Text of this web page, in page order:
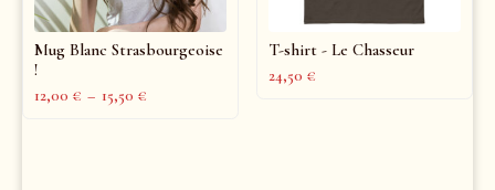
Mug Blanc Strasbourgeoise
!
12,00 € – 15,50 €
T-shirt - Le Chasseur
24,50 €